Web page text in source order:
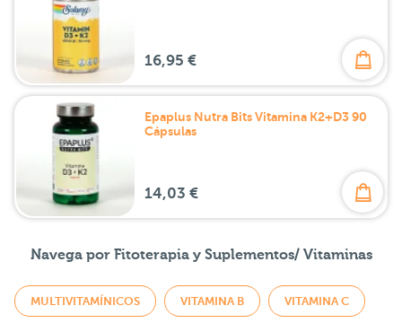
16,95 €
Epaplus Nutra Bits Vitamina K2+D3 90
Cápsulas
14,03 €
Navega por Fitoterapia y Suplementos/ Vitaminas
MULTIVITAMÍNICOS VITAMINA B VITAMINA C